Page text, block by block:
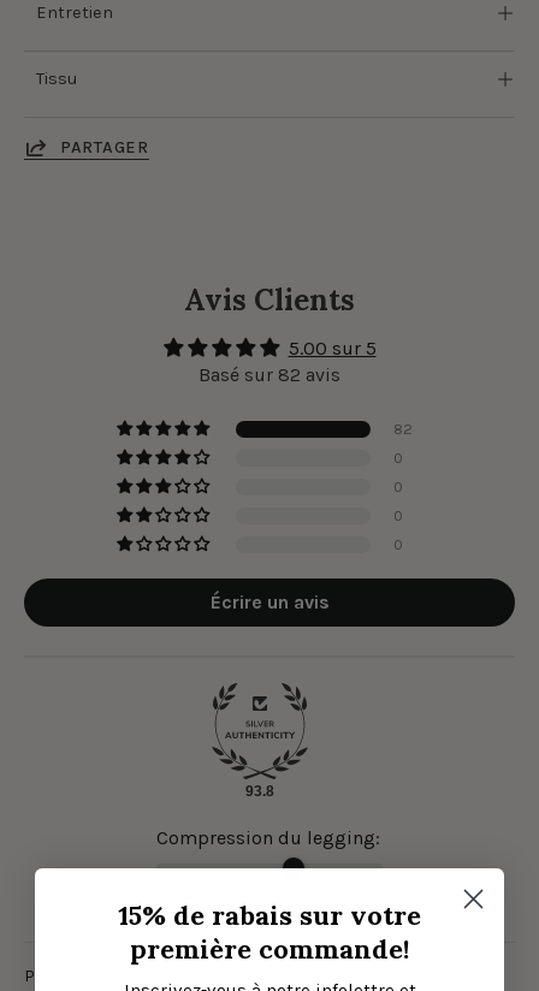
Entretien
Tissu
PARTAGER
Avis Clients
5.00 sur 5
Basé sur 82 avis
82
0
0
0
0
Écrire un avis
93.8
Compression du legging:
Sort by
15% de rabais sur votre
première commande!